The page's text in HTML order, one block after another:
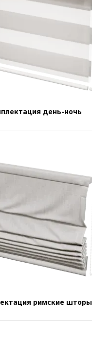
день-ночь
римские шторы